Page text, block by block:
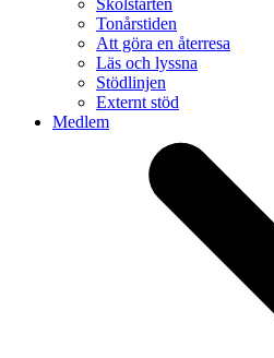
Tonårstiden
Att göra en återresa
Läs och lyssna
Stödlinjen
Externt stöd
Medlem